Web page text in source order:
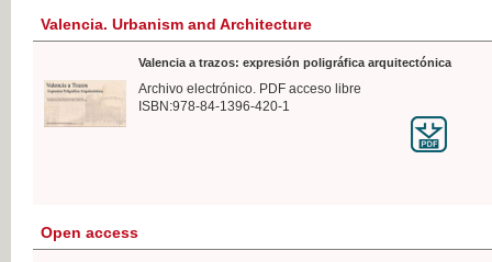
Valencia. Urbanism and Architecture
Valencia a trazos: expresión poligráfica arquitectónica
Archivo electrónico. PDF acceso libre
ISBN:978-84-1396-420-1
Open access